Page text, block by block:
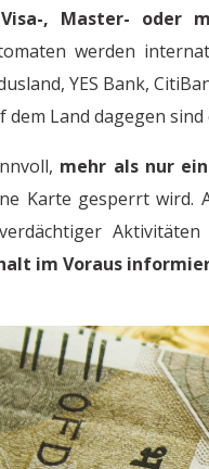
, Master- oder
werden
YES Bank,
dem Land dagegen
mehr als nur
Karte gesperrt wird.
im Voraus